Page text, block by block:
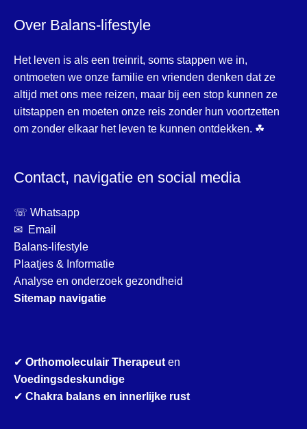
Over Balans-lifestyle
Het leven is als een treinrit, soms stappen we in,
ontmoeten we onze familie en vrienden denken dat ze
altijd met ons mee reizen, maar bij een stop kunnen ze
uitstappen en moeten onze reis zonder hun voortzetten
om zonder elkaar het leven te kunnen ontdekken. ☘
Contact, navigatie en social media
☏ Whatsapp
✉ Email
Balans-lifestyle
Plaatjes & Informatie
Analyse en onderzoek gezondheid
Sitemap navigatie
✔ Orthomoleculair Therapeuten
Voedingsdeskundige
✔ Chakra balans en innerlijke rust